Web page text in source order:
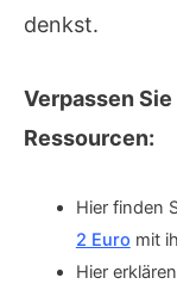
denkst.
Verpassen
Ressourcen:
Hier finden
2 Euro mit
Hier